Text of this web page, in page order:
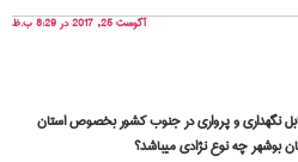
آگوست 25, 2017 در 8:29 ب.ظ
دارم.1-نژاد سنجابی قابل نگهداری و پرواری در جنوب کشور بخصوص استان